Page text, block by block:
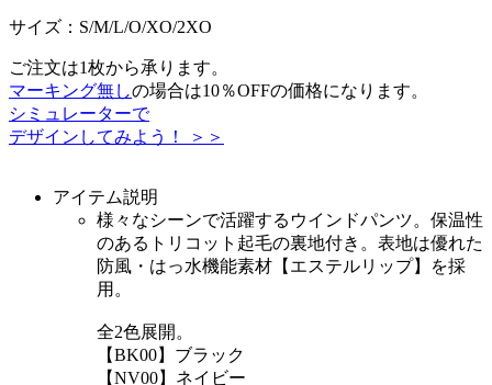
サイズ： S/M/L/O/XO/2XO
ご注文は1枚から承ります。
マーキング無しの場合は10％OFFの価格になります。
シミュレーターで
デザインしてみよう！ ＞＞
アイテム説明
様々なシーンで活躍するウインドパンツ。保温性
のあるトリコット起毛の裏地付き。表地は優れた
防風・はっ水機能素材【エステルリップ】を採
用。
全2色展開。
【BK00】ブラック
【NV00】ネイビー